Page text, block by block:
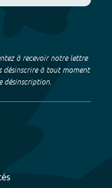
à recevoir notre lettre
désinscrire à tout moment
désinscription.